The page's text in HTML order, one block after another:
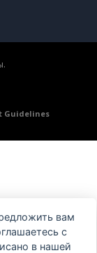
Guidelines
вам
с
в нашей